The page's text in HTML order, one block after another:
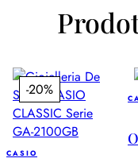
-20%
CASIO